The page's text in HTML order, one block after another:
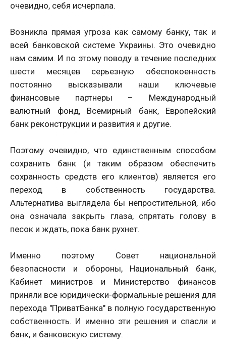
очевидно, себя исчерпала.
Возникла прямая угроза как самому банку, так и
всей банковской системе Украины. Это очевидно
нам самим. И по этому поводу в течение последних
шести месяцев серьезную обеспокоенность
постоянно высказывали наши ключевые
финансовые партнеры – Международный
валютный фонд, Всемирный банк, Европейский
банк реконструкции и развития и другие.
Поэтому очевидно, что единственным способом
сохранить банк (и таким образом обеспечить
сохранность средств его клиентов) является его
переход в собственность государства.
Альтернатива выглядела бы непростительной, ибо
она означала закрыть глаза, спрятать голову в
песок и ждать, пока банк рухнет.
Именно поэтому Совет национальной
безопасности и обороны, Национальный банк,
Кабинет министров и Министерство финансов
приняли все юридически-формальные решения для
перехода "ПриватБанка" в полную государственную
собственность. И именно эти решения и спасли и
банк, и банковскую систему.